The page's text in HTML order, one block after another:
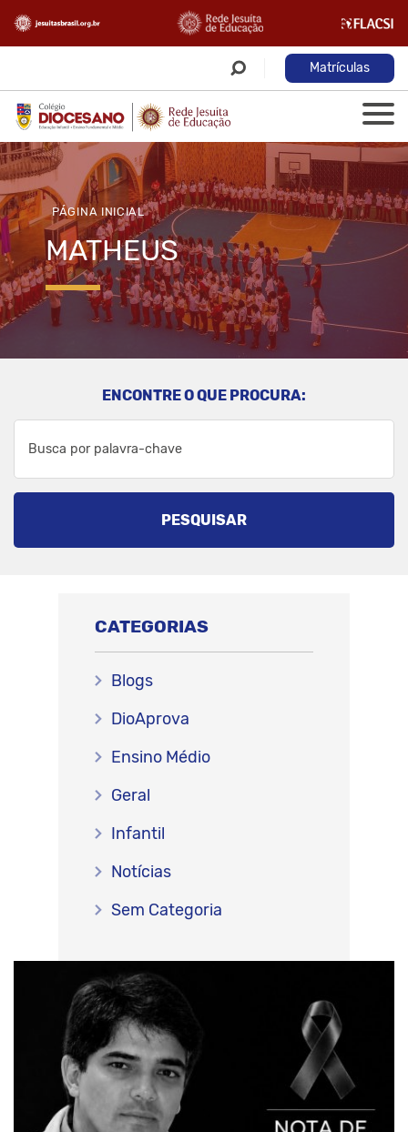
Matrículas
PÁGINA INICIAL
MATHEUS
ENCONTRE O QUE PROCURA:
PESQUISAR
CATEGORIAS
Blogs
DioAprova
Ensino Médio
Geral
Infantil
Notícias
Sem Categoria